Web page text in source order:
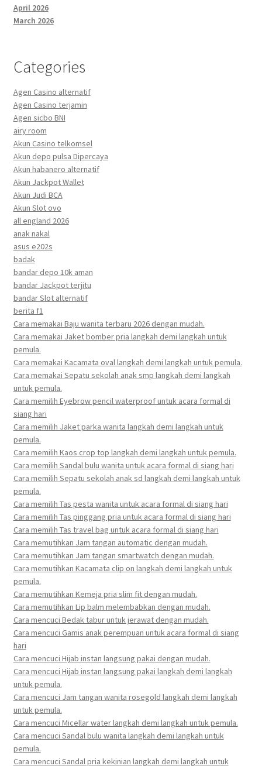
April 2026
March 2026
Categories
Agen Casino alternatif
Agen Casino terjamin
Agen sicbo BNI
airy room
Akun Casino telkomsel
Akun depo pulsa Dipercaya
Akun habanero alternatif
Akun Jackpot Wallet
Akun Judi BCA
Akun Slot ovo
all england 2026
anak nakal
asus e202s
badak
bandar depo 10k aman
bandar Jackpot terjitu
bandar Slot alternatif
berita f1
Cara memakai Baju wanita terbaru 2026 dengan mudah.
Cara memakai Jaket bomber pria langkah demi langkah untuk
pemula.
Cara memakai Kacamata oval langkah demi langkah untuk pemula.
Cara memakai Sepatu sekolah anak smp langkah demi langkah
untuk pemula.
Cara memilih Eyebrow pencil waterproof untuk acara formal di
siang hari
Cara memilih Jaket parka wanita langkah demi langkah untuk
pemula.
Cara memilih Kaos crop top langkah demi langkah untuk pemula.
Cara memilih Sandal bulu wanita untuk acara formal di siang hari
Cara memilih Sepatu sekolah anak sd langkah demi langkah untuk
pemula.
Cara memilih Tas pesta wanita untuk acara formal di siang hari
Cara memilih Tas pinggang pria untuk acara formal di siang hari
Cara memilih Tas travel bag untuk acara formal di siang hari
Cara memutihkan Jam tangan automatic dengan mudah.
Cara memutihkan Jam tangan smartwatch dengan mudah.
Cara memutihkan Kacamata clip on langkah demi langkah untuk
pemula.
Cara memutihkan Kemeja pria slim fit dengan mudah.
Cara memutihkan Lip balm melembabkan dengan mudah.
Cara mencuci Bedak tabur untuk jerawat dengan mudah.
Cara mencuci Gamis anak perempuan untuk acara formal di siang
hari
Cara mencuci Hijab instan langsung pakai dengan mudah.
Cara mencuci Hijab instan langsung pakai langkah demi langkah
untuk pemula.
Cara mencuci Jam tangan wanita rosegold langkah demi langkah
untuk pemula.
Cara mencuci Micellar water langkah demi langkah untuk pemula.
Cara mencuci Sandal bulu wanita langkah demi langkah untuk
pemula.
Cara mencuci Sandal pria kekinian langkah demi langkah untuk